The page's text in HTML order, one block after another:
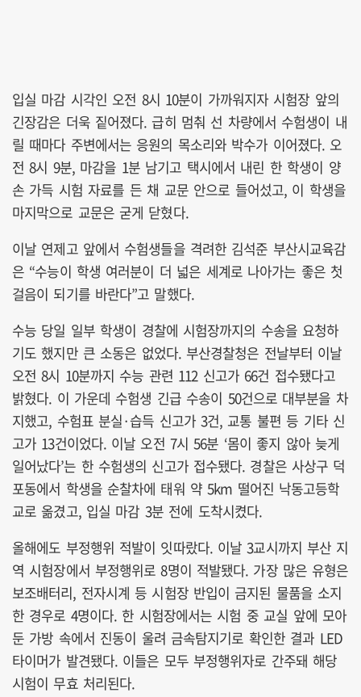
입실 마감 시각인 오전 8시 10분이 가까워지자 시험장 앞의
긴장감은 더욱 짙어졌다. 급히 멈춰 선 차량에서 수험생이 내
릴 때마다 주변에서는 응원의 목소리와 박수가 이어졌다. 오
전 8시 9분, 마감을 1분 남기고 택시에서 내린 한 학생이 양
손 가득 시험 자료를 든 채 교문 안으로 들어섰고, 이 학생을
마지막으로 교문은 굳게 닫혔다.
이날 연제고 앞에서 수험생들을 격려한 김석준 부산시교육감
은 “수능이 학생 여러분이 더 넓은 세계로 나아가는 좋은 첫
걸음이 되기를 바란다”고 말했다.
수능 당일 일부 학생이 경찰에 시험장까지의 수송을 요청하
기도 했지만 큰 소동은 없었다. 부산경찰청은 전날부터 이날
오전 8시 10분까지 수능 관련 112 신고가 66건 접수됐다고
밝혔다. 이 가운데 수험생 긴급 수송이 50건으로 대부분을 차
지했고, 수험표 분실·습득 신고가 3건, 교통 불편 등 기타 신
고가 13건이었다. 이날 오전 7시 56분 ‘몸이 좋지 않아 늦게
일어났다’는 한 수험생의 신고가 접수됐다. 경찰은 사상구 덕
포동에서 학생을 순찰차에 태워 약 5km 떨어진 낙동고등학
교로 옮겼고, 입실 마감 3분 전에 도착시켰다.
올해에도 부정행위 적발이 잇따랐다. 이날 3교시까지 부산 지
역 시험장에서 부정행위로 8명이 적발됐다. 가장 많은 유형은
보조배터리, 전자시계 등 시험장 반입이 금지된 물품을 소지
한 경우로 4명이다. 한 시험장에서는 시험 중 교실 앞에 모아
둔 가방 속에서 진동이 울려 금속탐지기로 확인한 결과 LED
타이머가 발견됐다. 이들은 모두 부정행위자로 간주돼 해당
시험이 무효 처리된다.